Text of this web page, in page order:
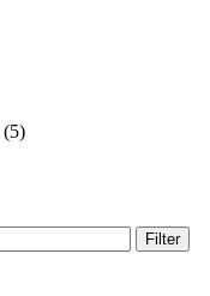
(5)
Filter